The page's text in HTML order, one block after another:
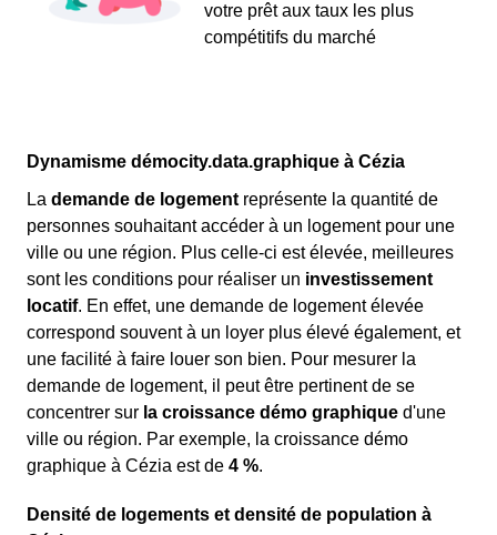
votre prêt aux taux les plus
compétitifs du marché
Dynamisme démocity.data.graphique à Cézia
La demande de logement représente la quantité de
personnes souhaitant accéder à un logement pour une
ville ou une région. Plus celle-ci est élevée, meilleures
sont les conditions pour réaliser un investissement
locatif. En effet, une demande de logement élevée
correspond souvent à un loyer plus élevé également, et
une facilité à faire louer son bien. Pour mesurer la
demande de logement, il peut être pertinent de se
concentrer sur la croissance démo graphique d'une
ville ou région. Par exemple, la croissance démo
graphique à Cézia est de 4 %.
Densité de logements et densité de population à